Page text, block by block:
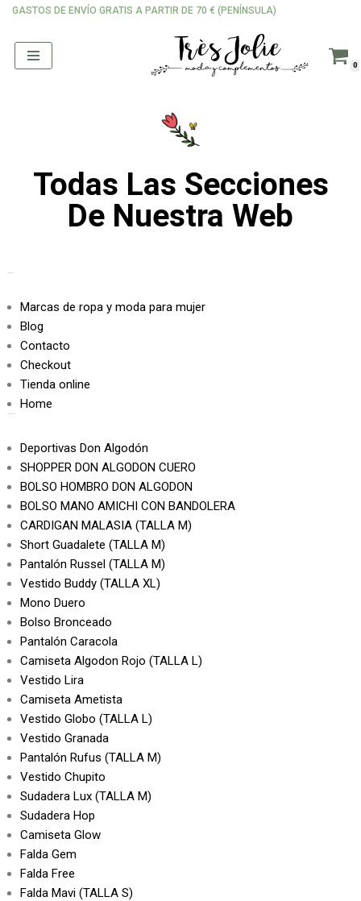
Saltar
GASTOS DE ENVÍO GRATIS A PARTIR DE 70 € (PENÍNSULA)
0
Todas Las Secciones
De Nuestra Web
Marcas de ropa y moda para mujer
Blog
Contacto
Checkout
Tienda online
Home
Deportivas Don Algodón
SHOPPER DON ALGODON CUERO
BOLSO HOMBRO DON ALGODON
BOLSO MANO AMICHI CON BANDOLERA
CARDIGAN MALASIA (TALLA M)
Short Guadalete (TALLA M)
Pantalón Russel (TALLA M)
Vestido Buddy (TALLA XL)
Mono Duero
Bolso Bronceado
Pantalón Caracola
Camiseta Algodon Rojo (TALLA L)
Vestido Lira
Camiseta Ametista
Vestido Globo (TALLA L)
Vestido Granada
Pantalón Rufus (TALLA M)
Vestido Chupito
Sudadera Lux (TALLA M)
Sudadera Hop
Camiseta Glow
Falda Gem
Falda Free
Falda Mavi (TALLA S)